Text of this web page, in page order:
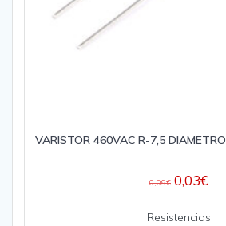
VARISTOR 460VAC R-7,5
0,09€ 0,03€
Resistencias